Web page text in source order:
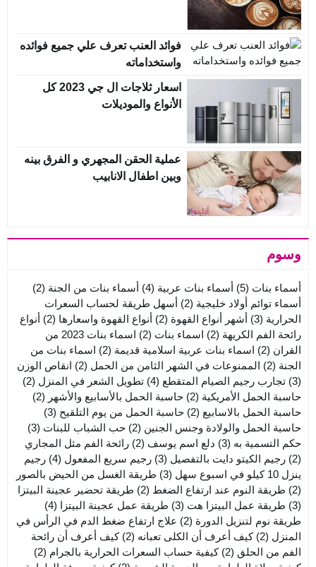
فوائد العنب تعرف علي جميع فوائده
واستخداماته
اسعار ثلاجات ال جي 2023 كل
الأنواع والموديلات
عملية الحقن المجهري و الفرق بينه
وبين اطفال الانابيب
وسوم
أسماء بنات (5) أسماء بنات عربية (4) أسماء بنات من الجنة (2)
أسماء توائم أولاد خليجية (2)
أسهل طريقة لحساب السعرات
الحرارية (3) أشهر أنواع القهوة (2) أنواع القهوة واسعارها (2)
أنواع
رائحة الفم الكريهة (2) اسماء بنات (2)
اسماء بنات 2023 من
القران (2) اسماء بنات عربية اسلامية قديمة (2)
اسماء بنات من
الجنة (2) الممنوعات في الشهر الثامن من الحمل (2)
انقاص الوزن
(3)
تجارب رجيم الصيام المتقطع (4) تطويل الشعر في المنزل (2)
حاسبة الحمل الأمريكية (2) حاسبة الحمل بالأسابيع والأشهر (2)
حاسبة الحمل بالاسابيع (2) حاسبة الحمل من يوم التلقيح (3)
حاسبة الحمل والولادة وجنس الجنين (2) حب الشباب للبنات (3)
حكم التسمية به (3) دلع اسم يوسف (2)
رائحة الفم مثل المجاري
(2)
رجيم الكيتو دايت بالتفصيل (3) رجيم سريع المفعول (4)
رجيم
ينزل 10 كيلو في اسبوع سهل
(3)
طريقة الغسل من الحيض بالصور
(2)
طريقة النوم عند ارتفاع الضغط (2)
طريقة تحضير عجينة البيتزا
(3)
طريقة عمل البيتزا هت (3) طريقة عمل عجينة البيتزا (4)
طريقة نوم لتنزيل الدورة (2)
علاج ارتفاع ضغط الدم في الرأس في
المنزل (2) كيف أعرف أن الكلى تعبانه (2)
كيف أعرف أن رائحة
الفم من الحلق (2) كيفية حساب السعرات الحرارية بالجرام (2)